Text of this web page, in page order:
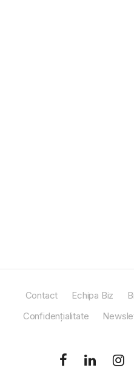
Contact Echipa Biz
Confidențialitate